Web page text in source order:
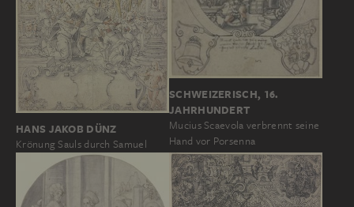
HANS JAKOB DÜNZ
Krönung Sauls durch Samuel
SCHWEIZERISCH, 16.
JAHRHUNDERT
Mucius Scaevola verbrennt seine
Hand vor Porsenna